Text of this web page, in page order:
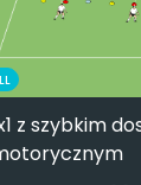
z szybkim